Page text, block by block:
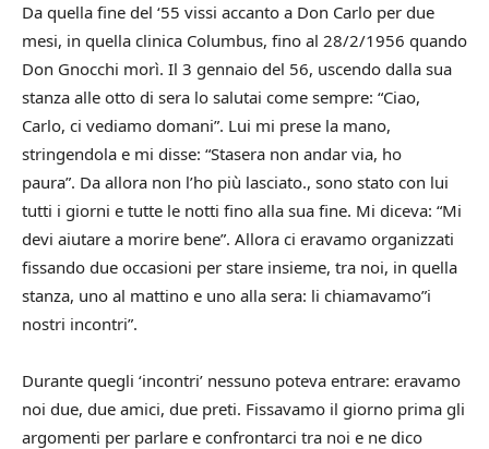
Da quella fine del ‘55 vissi accanto a Don Carlo per due
mesi, in quella clinica Columbus, fino al 28/2/1956 quando
Don Gnocchi morì. Il 3 gennaio del 56, uscendo dalla sua
stanza alle otto di sera lo salutai come sempre: “Ciao,
Carlo, ci vediamo domani”. Lui mi prese la mano,
stringendola e mi disse: “Stasera non andar via, ho
paura”. Da allora non l’ho più lasciato., sono stato con lui
tutti i giorni e tutte le notti fino alla sua fine. Mi diceva: “Mi
devi aiutare a morire bene”. Allora ci eravamo organizzati
fissando due occasioni per stare insieme, tra noi, in quella
stanza, uno al mattino e uno alla sera: li chiamavamo”i
nostri incontri”.
Durante quegli ‘incontri’ nessuno poteva entrare: eravamo
noi due, due amici, due preti. Fissavamo il giorno prima gli
argomenti per parlare e confrontarci tra noi e ne dico